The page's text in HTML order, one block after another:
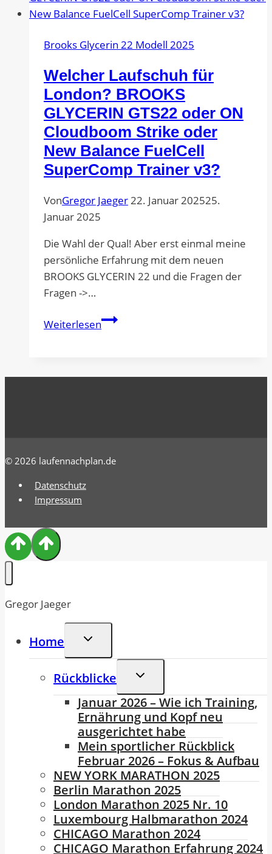
Brooks Glycerin 22 Modell 2025
Welcher Laufschuh für
London? BROOKS
GLYCERIN GTS22 oder ON
Cloudboom Strike oder
New Balance FuelCell
SuperComp Trainer v3?
VonGregor Jaeger22. Januar 202525.
Januar 2025
Die Wahl der Qual! Aber erst einmal meine
persönliche Erfahrung mit dem neuen
BROOKS GLYCERIN 22 und die Fragen der
Fragen ->…
WeiterlesenWelcher
Cloudboom
Balance
© 2026 laufennachplan.de
Datenschutz
Impressum
Gregor Jaeger
Home
Untermenü
Rückblicke
Untermenü
Januar 2026 – Wie ich Training,
Ernährung und Kopf neu
ausgerichtet habe
Mein sportlicher Rückblick
Februar 2026 – Fokus & Aufbau
NEW YORK MARATHON 2025
Berlin Marathon 2025
London Marathon 2025 Nr. 10
Luxembourg Halbmarathon 2024
CHICAGO Marathon 2024
CHICAGO Marathon Erfahrung 2024